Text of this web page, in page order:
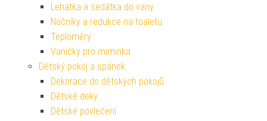
Lehátka a sedátka do vany
Nočníky a redukce na toaletu
Teploměry
Vaničky pro miminka
Dětský pokoj a spánek
Dekorace do dětských pokojů
Dětské deky
Dětské povlečení